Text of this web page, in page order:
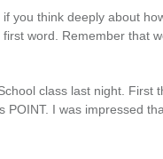
you think deeply about
word. Remember that
class last night. First
I was impressed